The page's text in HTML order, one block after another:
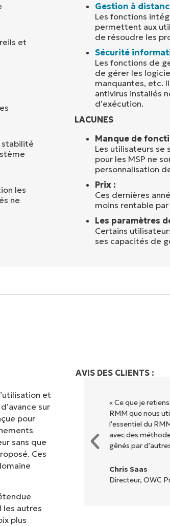
et
stabilité
les
ne
Gestion à
Les fonctions
permettent aux
de résoudre les
Sécurité
Les fonctions de
de gérer les
manquantes, etc.
antivirus installés
d’exécution.
LACUNES
Manque de
Les utilisateurs se
pour les MSP ne
personnalisation
Prix :
Ces dernières
moins rentable
Les paramètres
Certains
ses capacités de
et
sur
pour
sans que
Ces
les autres
plus
AVIS DES CLIENTS :
« Ce que je
RMM que nous
l'essentiel du
avec des
gênés par
Chris Saas
Directeur, OWC